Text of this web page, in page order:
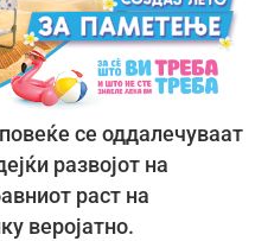
се оддалечуваат
развојот на
раст на
веројатно.